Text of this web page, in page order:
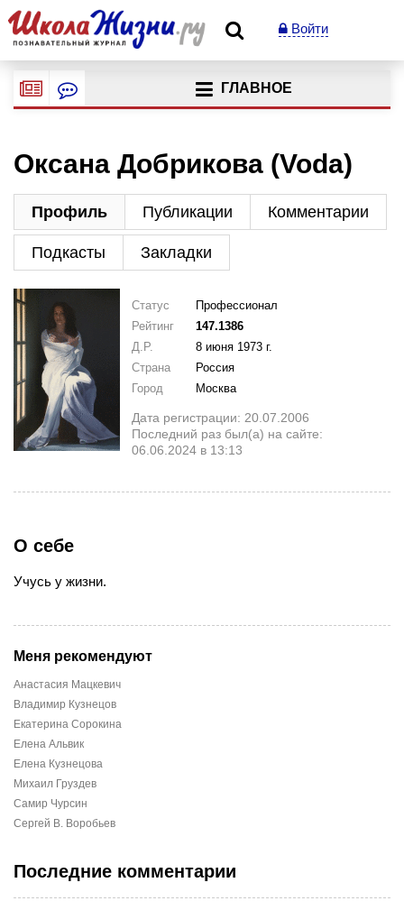
Войти
ГЛАВНОЕ
Оксана Добрикова (Voda)
Профиль Публикации Комментарии
Подкасты Закладки
Статус
Профессионал
Рейтинг
147.1386
Д.Р.
8 июня 1973 г.
Страна
Россия
Город
Москва
Дата регистрации: 20.07.2006
Последний раз был(а) на сайте:
06.06.2024 в 13:13
О себе
Учусь у жизни.
Меня рекомендуют
Анастасия Мацкевич
Владимир Кузнецов
Екатерина Сорокина
Елена Альвик
Елена Кузнецова
Михаил Груздев
Самир Чурсин
Сергей В. Воробьев
Последние комментарии